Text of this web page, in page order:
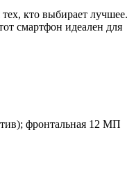
кто выбирает лучшее.
смартфон идеален для
фронтальная 12 МП